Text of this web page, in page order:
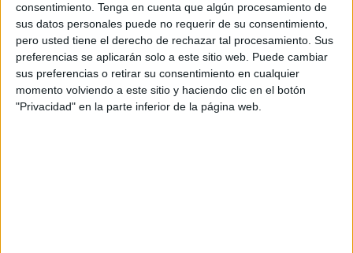
consentimiento. Tenga en cuenta que algún procesamiento de
sus datos personales puede no requerir de su consentimiento,
pero usted tiene el derecho de rechazar tal procesamiento. Sus
preferencias se aplicarán solo a este sitio web. Puede cambiar
sus preferencias o retirar su consentimiento en cualquier
momento volviendo a este sitio y haciendo clic en el botón
"Privacidad" en la parte inferior de la página web.
porfía, ni quieren tomar partido, contentos en su rincón;
cada cual en sí mismo metido, aunque es hombre de
viveza, de llaneza y madurada razón...”